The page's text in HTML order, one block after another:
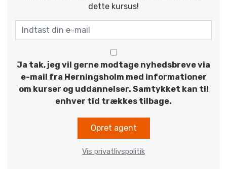
dette kursus!
Ja tak, jeg vil gerne modtage nyhedsbreve via
e-mail fra Herningsholm med informationer
om kurser og uddannelser. Samtykket kan til
enhver tid trækkes tilbage.
Opret agent
Vis privatlivspolitik